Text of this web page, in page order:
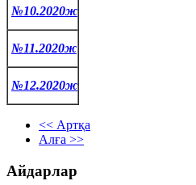
№10.2020ж
№11.2020ж
№12.2020ж
<< Артқа
Алға >>
Айдарлар